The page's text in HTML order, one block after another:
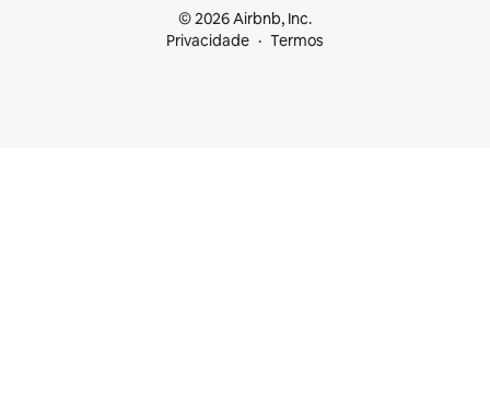
© 2026 Airbnb, Inc.
Privacidade
Termos